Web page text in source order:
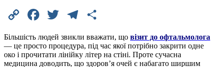
Copy
Link
Facebook
TwitterTelegram
Більшість людей звикли вважати, що візит до офтальмолога
— це просто процедура, під час якої потрібно закрити одне
око і прочитати лінійку літер на стіні. Проте сучасна
медицина доводить, що здоров’я очей є набагато ширшим